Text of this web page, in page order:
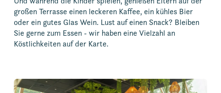
großen Terrasse einen leckeren Kaffee, ein kühles Bier
oder ein gutes Glas Wein. Lust auf einen Snack? Bleiben
Sie gerne zum Essen - wir haben eine Vielzahl an
Köstlichkeiten auf der Karte.